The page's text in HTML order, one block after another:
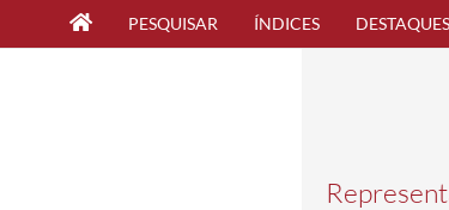
PESQUISAR ÍNDICES DESTAQUES